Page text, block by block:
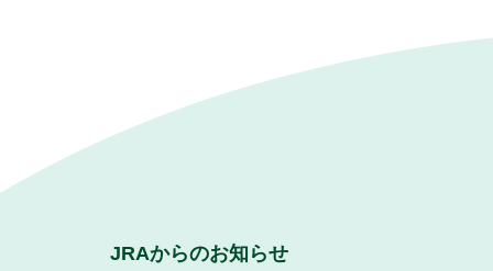
JRAからのお知らせ